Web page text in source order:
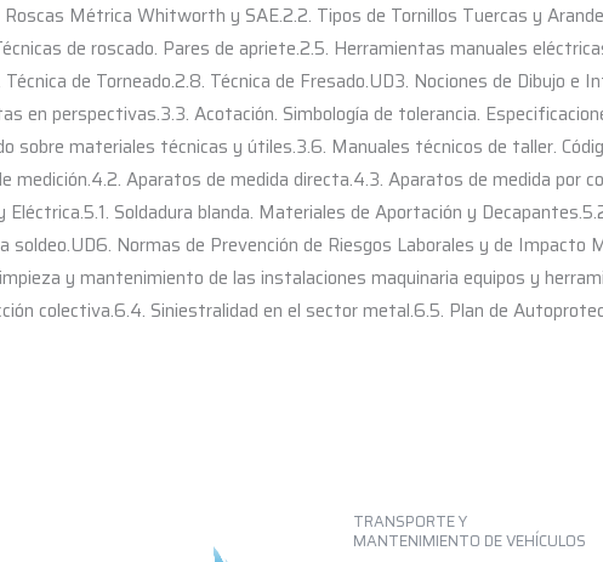
Roscas Métrica Whitworth y SAE.2.2. Tipos de Tornillos Tuercas y
de roscado. Pares de apriete.2.5. Herramientas manuales
de Torneado.2.8. Técnica de Fresado.UD3. Nociones de Dibujo
en perspectivas.3.3. Acotación. Simbología de tolerancia.
sobre materiales técnicas y útiles.3.6. Manuales técnicos de taller.
medición.4.2. Aparatos de medida directa.4.3. Aparatos de medida por
Eléctrica.5.1. Soldadura blanda. Materiales de Aportación y
soldeo.UD6. Normas de Prevención de Riesgos Laborales y de
y mantenimiento de las instalaciones maquinaria equipos y
colectiva.6.4. Siniestralidad en el sector metal.6.5. Plan de
TRANSPORTE Y
MANTENIMIENTO DE VEHÍCULOS